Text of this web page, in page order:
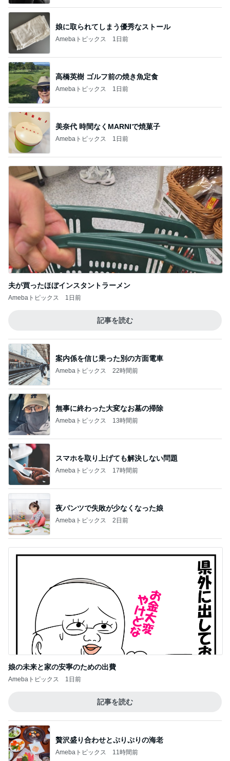
娘に取られてしまう優秀なストール
Amebaトピックス 1日前
高橋英樹 ゴルフ前の焼き魚定食
Amebaトピックス 1日前
美奈代 時間なくMARNIで焼菓子
Amebaトピックス 1日前
夫が買ったほぼインスタントラーメン
Amebaトピックス 1日前
記事を読む
案内係を信じ乗った別の方面電車
Amebaトピックス 22時間前
無事に終わった大変なお墓の掃除
Amebaトピックス 13時間前
スマホを取り上げても解決しない問題
Amebaトピックス 17時間前
夜パンツで失敗が少なくなった娘
Amebaトピックス 2日前
娘の未来と家の安寧のための出費
Amebaトピックス 1日前
記事を読む
贅沢盛り合わせとぷりぷりの海老
Amebaトピックス 11時間前